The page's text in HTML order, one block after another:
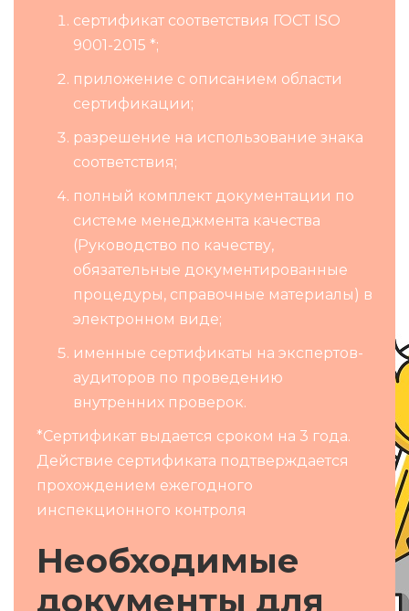
сертификат соответствия ГОСТ ISO
9001-2015 *;
приложение с описанием области
сертификации;
разрешение на использование знака
соответствия;
полный комплект документации по
системе менеджмента качества
(Руководство по качеству,
обязательные документированные
процедуры, справочные материалы) в
электронном виде;
именные сертификаты на экспертов-
аудиторов по проведению
внутренних проверок.
*Сертификат выдается сроком на 3 года.
Действие сертификата подтверждается
прохождением ежегодного
инспекционного контроля
Необходимые
документы для